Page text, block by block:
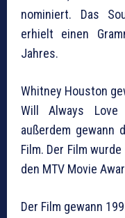
nominiert. Das
erhielt einen
Jahres.
Whitney Houston
Will Always
außerdem gewann
Film. Der Film
den MTV Movie
Der Film gewann